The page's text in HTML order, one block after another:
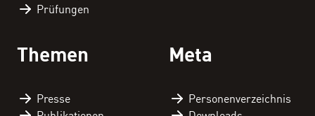
Prüfungen
Themen
Presse
Meta
Personen­verzeichnis